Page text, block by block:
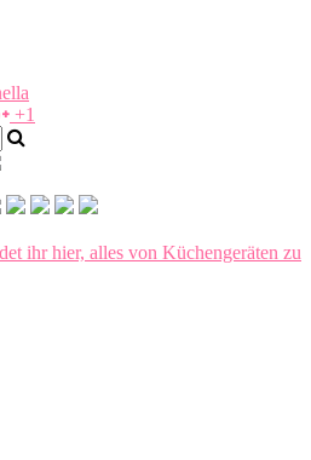
+1
ihr hier, alles von Küchengeräten zu